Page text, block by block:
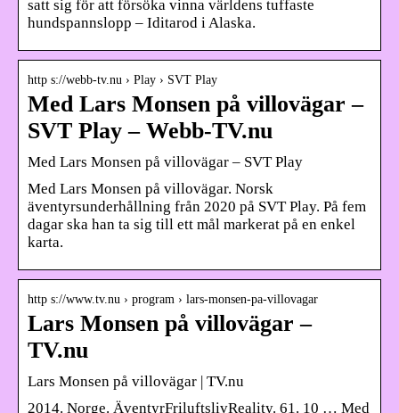
satt sig för att försöka vinna världens tuffaste
hundspannslopp – Iditarod i Alaska.
http s://webb-tv.nu › Play › SVT Play
Med Lars Monsen på villovägar –
SVT Play – Webb-TV.nu
Med Lars Monsen på villovägar – SVT Play
Med Lars Monsen på villovägar. Norsk
äventyrsunderhållning från 2020 på SVT Play. På fem
dagar ska han ta sig till ett mål markerat på en enkel
karta.
http s://www.tv.nu › program › lars-monsen-pa-villovagar
Lars Monsen på villovägar –
TV.nu
Lars Monsen på villovägar | TV.nu
2014. Norge. ÄventyrFriluftslivReality. 61. 10 … Med